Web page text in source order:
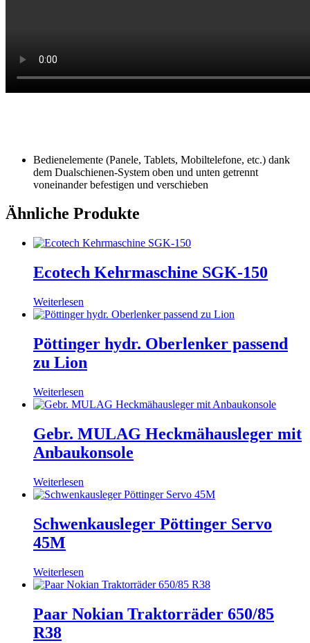
Bedienelemente (Panele, Tablets, Mobiltelefone, etc.) dank
dem Dualschienen-System oben und unten getrennt
voneinander befestigen und verschieben
Ähnliche Produkte
Ecotech Kehrmaschine SGK-150
Weiterlesen
Pöttinger hydr. Oberlenker passend
zu Lion
Weiterlesen
Gebr. MULAG Heckmähausleger mit
Anbaukonsole
Weiterlesen
Schwenkausleger Pöttinger Servo
45M
Weiterlesen
Paar Nokian Traktorräder 650/85
R38